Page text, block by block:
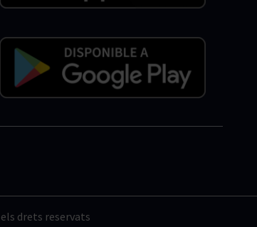
drets reservats